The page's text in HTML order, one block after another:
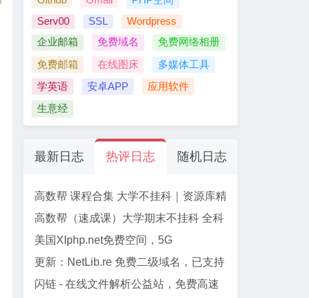
Serv00
SSL
Wordpress
企业邮箱
免费域名 免费网络相册
免费邮箱 在线图床 多媒体工具
学英语 安卓APP 应用软件
生意经
最新日志 热评日志 随机日志
高数帮 课程合集 大学不挂科｜资源库精
选
高数帮（速成课）大学期末不挂科 全科
资源合集 【61门】
美国XIphp.net免费空间，5G
PHP+Mysql, 免费SSL, Cpanel面板
更新：NetLib.re 免费二级域名，已支持
加入CF管理
闪链 - 在线文件解析公益站，免费高速